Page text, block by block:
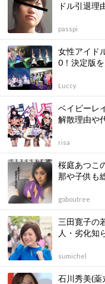
ドル引退理
passpi
女性アイド
0！決定版
Luccy
ベイビーレ
解散理由や
risa
桜庭あつこ
那や子供も
goboutree
三田寛子の
人・劣化知
sumichel
石川秀美(薬